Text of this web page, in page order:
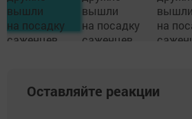
Оставляйте реакции